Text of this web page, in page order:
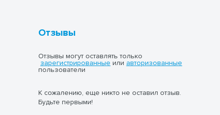
Отзывы
Отзывы могут оставлять только
зарегистрированные или авторизованные
пользователи
К сожалению, еще никто не оставил отзыв.
Будьте первыми!